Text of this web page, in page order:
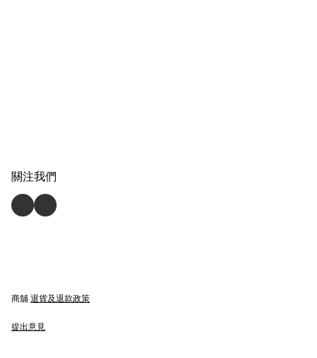
關注我們
商舖 退貨及退款政策
提出意見